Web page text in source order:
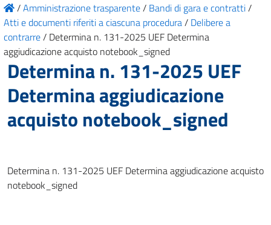
/Amministrazione trasparente/ Bandi di gara e contratti/
Atti e documenti riferiti a ciascuna procedura/ Delibere a
contrarre/ Determina n. 131-2025 UEF Determina
aggiudicazione acquisto notebook_signed
Determina n. 131-2025 UEF
Determina aggiudicazione
acquisto notebook_signed
Determina n. 131-2025 UEF Determina aggiudicazione acquisto
notebook_signed